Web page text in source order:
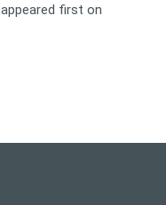
appeared first on